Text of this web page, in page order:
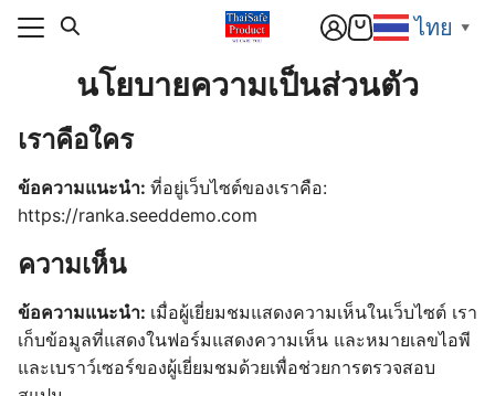
Skip
รและกิจกรรม
รา
นกับเรา
ไทย ▼
ก
รและกิจกรรม
รา
หลด
กับเรา
นโยบายความเป็นส่วนตัว
เราคือใคร
ข้อความแนะนำ: ที่อยู่เว็บไซต์ของเราคือ:
https://ranka.seeddemo.com
ความเห็น
ข้อความแนะนำ: เมื่อผู้เยี่ยมชมแสดงความเห็นในเว็บไซต์ เรา
เก็บข้อมูลที่แสดงในฟอร์มแสดงความเห็น และหมายเลขไอพี
และเบราว์เซอร์ของผู้เยี่ยมชมด้วยเพื่อช่วยการตรวจสอบ